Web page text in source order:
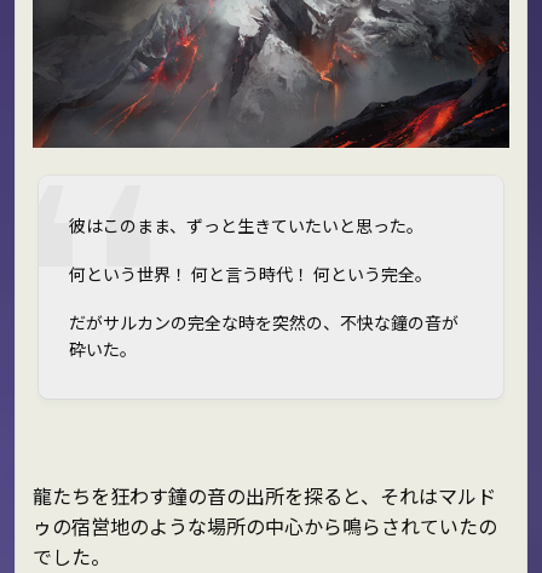
彼はこのまま、ずっと生きていたいと思った。
何という世界！ 何と言う時代！ 何という完全。
だがサルカンの完全な時を突然の、不快な鐘の音が
砕いた。
龍たちを狂わす鐘の音の出所を探ると、それはマルド
ゥの宿営地のような場所の中心から鳴らされていたの
でした。